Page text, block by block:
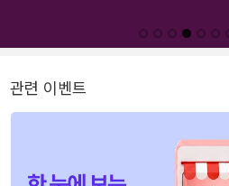
관련 이벤트